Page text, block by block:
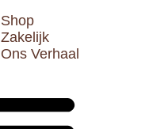
Shop
Zakelijk
Ons Verhaal